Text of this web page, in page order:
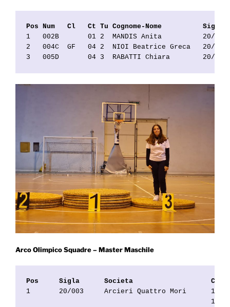
Pos Num   Cl   Ct Tu Cognome-Nome
1   002B       01 2  MANDIS Anita          20/
2   004C  GF   04 2  NIOI Beatrice Greca   20/
3   005D       04 3  RABATTI Chiara        20/
Arco Olimpico Squadre – Master Maschile
Pos     Sigla      Societa
1       20/003     Arcieri Quattro Mori
117785       OL   MM   MM